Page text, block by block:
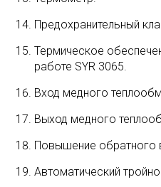
Предохранительный
Термическое
работе SYR 3065.
Вход медного
Выход медного
Повышение обратного
Автоматический